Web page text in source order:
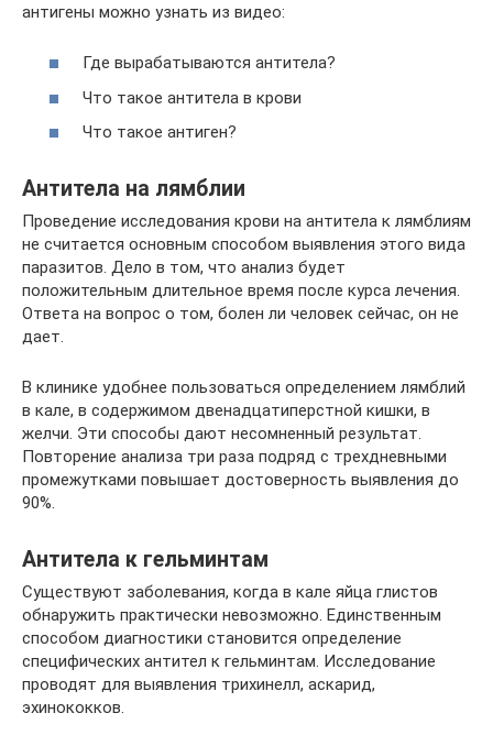
антигены можно узнать из видео:
Где вырабатываются антитела?
Что такое антитела в крови
Что такое антиген?
Антитела на лямблии
Проведение исследования крови на антитела к лямблиям
не считается основным способом выявления этого вида
паразитов. Дело в том, что анализ будет
положительным длительное время после курса лечения.
Ответа на вопрос о том, болен ли человек сейчас, он не
дает.
В клинике удобнее пользоваться определением лямблий
в кале, в содержимом двенадцатиперстной кишки, в
желчи. Эти способы дают несомненный результат.
Повторение анализа три раза подряд с трехдневными
промежутками повышает достоверность выявления до
90%.
Антитела к гельминтам
Существуют заболевания, когда в кале яйца глистов
обнаружить практически невозможно. Единственным
способом диагностики становится определение
специфических антител к гельминтам. Исследование
проводят для выявления трихинелл, аскарид,
эхинококков.